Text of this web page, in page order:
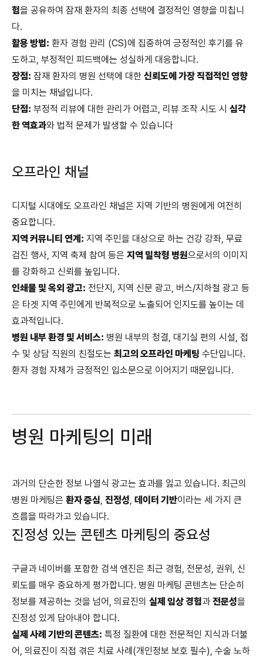
험을 공유하여 잠재 환자의 최종 선택에 결정적인 영향을 미칩니
다.
활용 방법: 환자 경험 관리 (CS)에 집중하여 긍정적인 후기를 유
도하고, 부정적인 피드백에는 성실하게 대응합니다.
장점: 잠재 환자의 병원 선택에 대한 신뢰도에 가장 직접적인 영향
을 미치는 채널입니다.
단점: 부정적 리뷰에 대한 관리가 어렵고, 리뷰 조작 시도 시 심각
한 역효과와 법적 문제가 발생할 수 있습니다
오프라인 채널
디지털 시대에도 오프라인 채널은 지역 기반의 병원에게 여전히
중요합니다.
지역 커뮤니티 연계: 지역 주민을 대상으로 하는 건강 강좌, 무료
검진 행사, 지역 축제 참여 등은 지역 밀착형 병원으로서의 이미지
를 강화하고 신뢰를 높입니다.
인쇄물 및 옥외 광고: 전단지, 지역 신문 광고, 버스/지하철 광고 등
은 타겟 지역 주민에게 반복적으로 노출되어 인지도를 높이는 데
효과적입니다.
병원 내부 환경 및 서비스: 병원 내부의 청결, 대기실 편의 시설, 접
수 및 상담 직원의 친절도는 최고의 오프라인 마케팅 수단입니다.
환자 경험 자체가 긍정적인 입소문으로 이어지기 때문입니다.
병원 마케팅의 미래
과거의 단순한 정보 나열식 광고는 효과를 잃고 있습니다. 최근의
병원 마케팅은 환자 중심 진정성 데이터 기반이라는 세 가지 큰
흐름을 따라가고 있습니다.
진정성 있는 콘텐츠 마케팅의 중요성
구글과 네이버를 포함한 검색 엔진은 최근 경험, 전문성, 권위, 신
뢰도를 매우 중요하게 평가합니다. 병원 마케팅 콘텐츠는 단순히
정보를 제공하는 것을 넘어, 의료진의 실제 임상 경험과전문성을
진정성 있게 담아내야 합니다.
실제 사례 기반의 콘텐츠: 특정 질환에 대한 전문적인 지식과 더불
어, 의료진이 직접 겪은 치료 사례(개인정보 보호 필수), 수술 노하